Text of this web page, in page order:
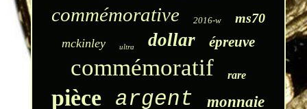
commémorative 2016-w ms70
mckinley ultra dollar épreuve
commémoratif rare
pièce argent monnaie